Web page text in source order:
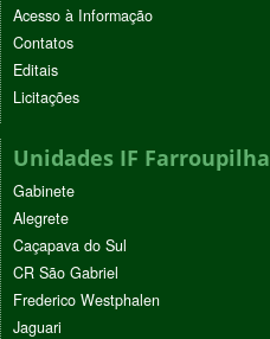
Acesso à Informação
Contatos
Editais
Licitações
Unidades IF Farroupilha
Gabinete
Alegrete
Caçapava do Sul
CR São Gabriel
Frederico Westphalen
Jaguari